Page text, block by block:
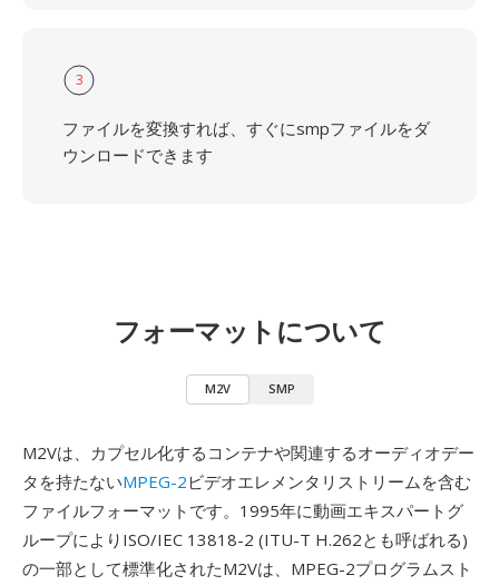
3
ファイルを変換すれば、すぐにsmpファイルをダ
ウンロードできます
フォーマットについて
M2V SMP
M2Vは、カプセル化するコンテナや関連するオーディオデー
タを持たないMPEG-2ビデオエレメンタリストリームを含む
ファイルフォーマットです。1995年に動画エキスパートグ
ループによりISO/IEC 13818-2 (ITU-T H.262とも呼ばれる)
の一部として標準化されたM2Vは、MPEG-2プログラムスト